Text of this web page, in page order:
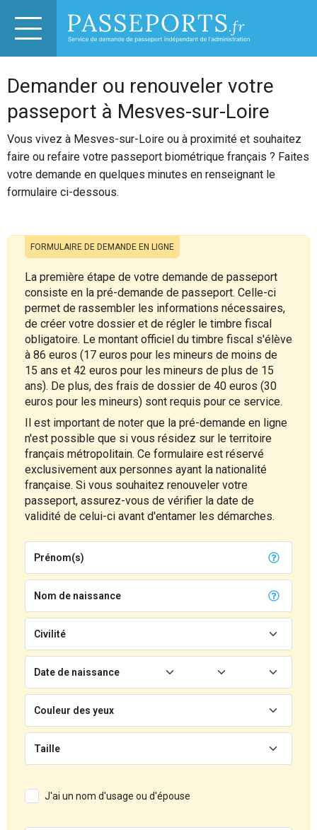
Demander ou renouveler votre
passeport à Mesves-sur-Loire
Vous vivez à Mesves-sur-Loire ou à proximité et souhaitez
faire ou refaire votre passeport biométrique français ? Faites
votre demande en quelques minutes en renseignant le
formulaire ci-dessous.
FORMULAIRE DE DEMANDE EN LIGNE
La première étape de votre demande de passeport
consiste en la pré-demande de passeport. Celle-ci
permet de rassembler les informations nécessaires,
de créer votre dossier et de régler le timbre fiscal
obligatoire. Le montant officiel du timbre fiscal s'élève
à 86 euros (17 euros pour les mineurs de moins de
15 ans et 42 euros pour les mineurs de plus de 15
ans). De plus, des frais de dossier de 40 euros (30
euros pour les mineurs) sont requis pour ce service.
Il est important de noter que la pré-demande en ligne
n'est possible que si vous résidez sur le territoire
français métropolitain. Ce formulaire est réservé
exclusivement aux personnes ayant la nationalité
française. Si vous souhaitez renouveler votre
passeport, assurez-vous de vérifier la date de
validité de celui-ci avant d'entamer les démarches.
Prénom(s)
Nom de naissance
Civilité
Date de naissance
Couleur des yeux
Taille
J'ai un nom d'usage ou d'épouse